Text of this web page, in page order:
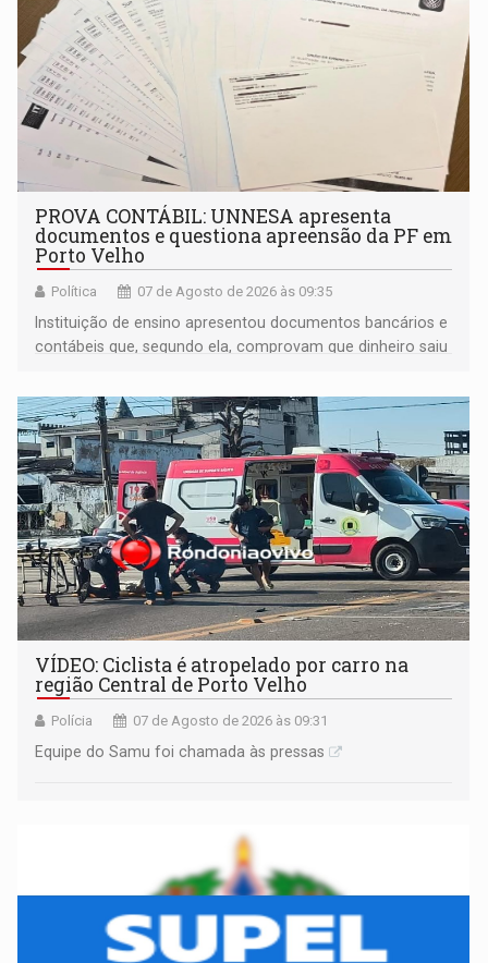
PROVA CONTÁBIL: UNNESA apresenta
documentos e questiona apreensão da PF em
Porto Velho
Política 07 de Agosto de 2026 às 09:35
Instituição de ensino apresentou documentos bancários e
contábeis que, segundo ela, comprovam que dinheiro saiu
apreendido quando já estava dentro da sede da entidade
— em pleno ano eleitoral em Rondônia
VÍDEO: Ciclista é atropelado por carro na
região Central de Porto Velho
Polícia 07 de Agosto de 2026 às 09:31
Equipe do Samu foi chamada às pressas